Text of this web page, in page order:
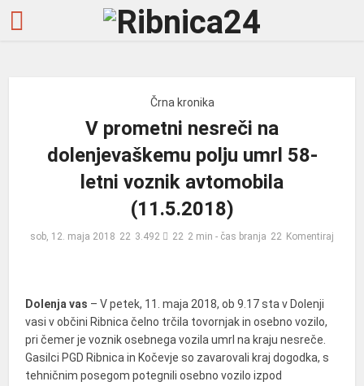
Črna kronika
V prometni nesreči na
dolenjevaškemu polju umrl 58-
letni voznik avtomobila
(11.5.2018)
sob, 12. maja 2018 3.492 2 min - čas branja Komentiraj
Dolenja vas – V petek, 11. maja 2018, ob 9.17 sta v Dolenji
vasi v občini Ribnica čelno trčila tovornjak in osebno vozilo,
pri čemer je voznik osebnega vozila umrl na kraju nesreče.
Gasilci PGD Ribnica in Kočevje so zavarovali kraj dogodka, s
tehničnim posegom potegnili osebno vozilo izpod